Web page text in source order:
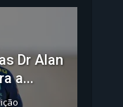
Dr Alan
a...